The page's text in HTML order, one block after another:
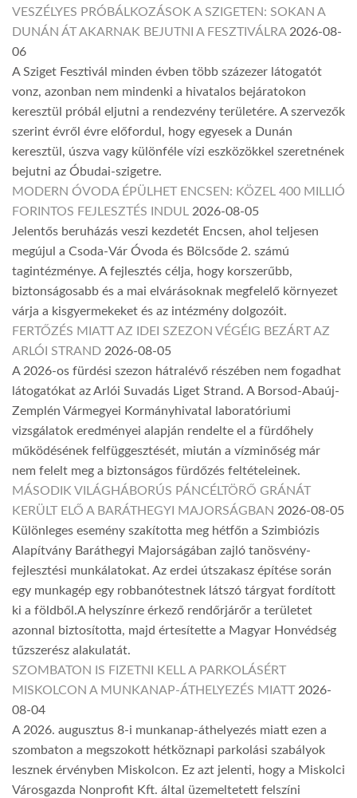
VESZÉLYES PRÓBÁLKOZÁSOK A SZIGETEN: SOKAN A
DUNÁN ÁT AKARNAK BEJUTNI A FESZTIVÁLRA 2026-08-
06
A Sziget Fesztivál minden évben több százezer látogatót
vonz, azonban nem mindenki a hivatalos bejáratokon
keresztül próbál eljutni a rendezvény területére. A szervezők
szerint évről évre előfordul, hogy egyesek a Dunán
keresztül, úszva vagy különféle vízi eszközökkel szeretnének
bejutni az Óbudai-szigetre.
MODERN ÓVODA ÉPÜLHET ENCSEN: KÖZEL 400 MILLIÓ
FORINTOS FEJLESZTÉS INDUL 2026-08-05
Jelentős beruházás veszi kezdetét Encsen, ahol teljesen
megújul a Csoda-Vár Óvoda és Bölcsőde 2. számú
tagintézménye. A fejlesztés célja, hogy korszerűbb,
biztonságosabb és a mai elvárásoknak megfelelő környezet
várja a kisgyermekeket és az intézmény dolgozóit.
FERTŐZÉS MIATT AZ IDEI SZEZON VÉGÉIG BEZÁRT AZ
ARLÓI STRAND 2026-08-05
A 2026-os fürdési szezon hátralévő részében nem fogadhat
látogatókat az Arlói Suvadás Liget Strand. A Borsod-Abaúj-
Zemplén Vármegyei Kormányhivatal laboratóriumi
vizsgálatok eredményei alapján rendelte el a fürdőhely
működésének felfüggesztését, miután a vízminőség már
nem felelt meg a biztonságos fürdőzés feltételeinek.
MÁSODIK VILÁGHÁBORÚS PÁNCÉLTÖRŐ GRÁNÁT
KERÜLT ELŐ A BARÁTHEGYI MAJORSÁGBAN 2026-08-05
Különleges esemény szakította meg hétfőn a Szimbiózis
Alapítvány Baráthegyi Majorságában zajló tanösvény-
fejlesztési munkálatokat. Az erdei útszakasz építése során
egy munkagép egy robbanótestnek látszó tárgyat fordított
ki a földből.A helyszínre érkező rendőrjárőr a területet
azonnal biztosította, majd értesítette a Magyar Honvédség
tűzszerész alakulatát.
SZOMBATON IS FIZETNI KELL A PARKOLÁSÉRT
MISKOLCON A MUNKANAP-ÁTHELYEZÉS MIATT 2026-
08-04
A 2026. augusztus 8-i munkanap-áthelyezés miatt ezen a
szombaton a megszokott hétköznapi parkolási szabályok
lesznek érvényben Miskolcon. Ez azt jelenti, hogy a Miskolci
Városgazda Nonprofit Kft. által üzemeltetett felszíni